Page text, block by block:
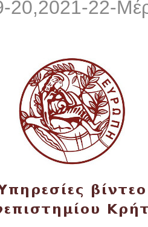
20,2021-22-